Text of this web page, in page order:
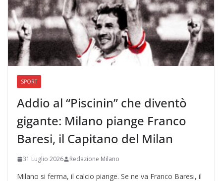
SPORT
Addio al “Piscinin” che diventò
gigante: Milano piange Franco
Baresi, il Capitano del Milan
31 Luglio 2026 Redazione Milano
Milano si ferma, il calcio piange. Se ne va Franco Baresi, il